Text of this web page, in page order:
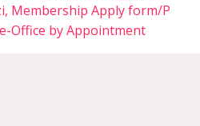
Membership Apply form/P
Office by Appointment